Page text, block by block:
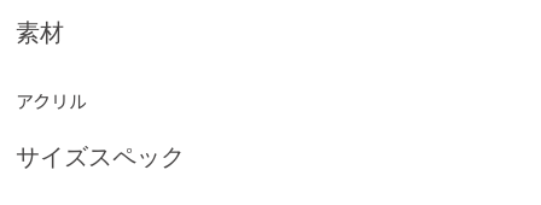
素材
アクリル
サイズスペック